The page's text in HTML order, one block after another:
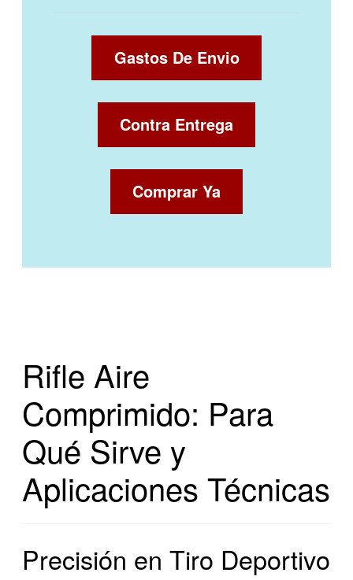
Gastos De Envio
Contra Entrega
Comprar Ya
Rifle Aire
Comprimido: Para
Qué Sirve y
Aplicaciones Técnicas
Precisión en Tiro Deportivo